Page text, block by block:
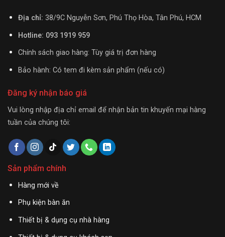
Địa chỉ: 38/9C Nguyễn Sơn, Phú Thọ Hòa, Tân Phú, HCM
Hotline: 093 1919 959
Chính sách giao hàng: Tùy giá trị đơn hàng
Bảo hành: Có tem đi kèm sản phẩm (nếu có)
Đăng ký nhận báo giá
Vui lòng nhập địa chỉ email để nhận bản tin khuyến mại hàng
tuần của chúng tôi:
Sản phẩm chính
Hàng mới về
Phụ kiện bàn ăn
Thiết bị & dụng cụ nhà hàng